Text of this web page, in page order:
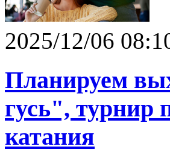
2025/12/06
Планируем
гусь", турнир
катания